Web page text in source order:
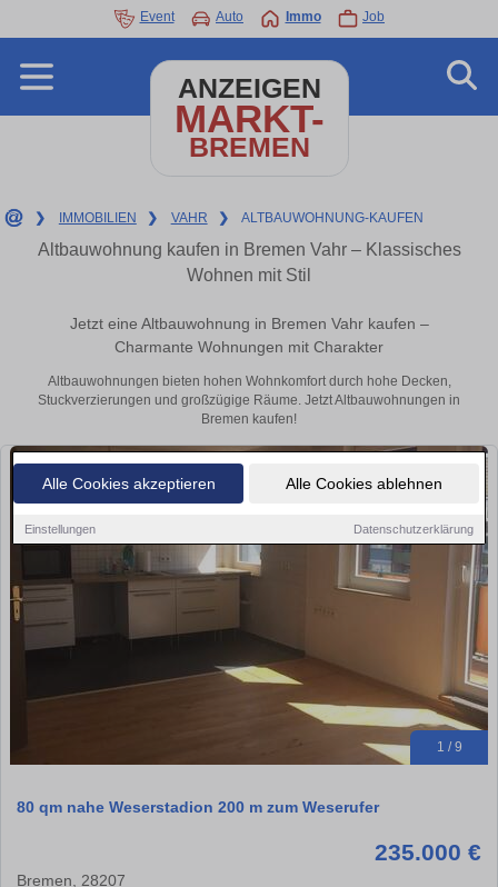
Alle Cookies akzeptieren Alle Cookies ablehnen
Einstellungen Datenschutzerklärung
Event Auto Immo Job
ANZEIGEN
MARKT-
BREMEN
❯ IMMOBILIEN ❯ VAHR ❯ ALTBAUWOHNUNG-KAUFEN
Altbauwohnung kaufen in Bremen Vahr – Klassisches
Wohnen mit Stil
Jetzt eine Altbauwohnung in Bremen Vahr kaufen –
Charmante Wohnungen mit Charakter
Altbauwohnungen bieten hohen Wohnkomfort durch hohe Decken,
Stuckverzierungen und großzügige Räume. Jetzt Altbauwohnungen in
Bremen kaufen!
1 / 9
80 qm nahe Weserstadion 200 m zum Weserufer
235.000 €
Bremen, 28207